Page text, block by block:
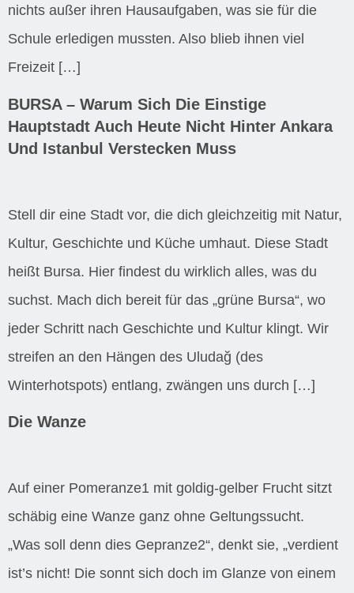
nichts außer ihren Hausaufgaben, was sie für die
Schule erledigen mussten. Also blieb ihnen viel
Freizeit […]
BURSA – Warum Sich Die Einstige
Hauptstadt Auch Heute Nicht Hinter Ankara
Und Istanbul Verstecken Muss
Stell dir eine Stadt vor, die dich gleichzeitig mit Natur,
Kultur, Geschichte und Küche umhaut. Diese Stadt
heißt Bursa. Hier findest du wirklich alles, was du
suchst. Mach dich bereit für das „grüne Bursa“, wo
jeder Schritt nach Geschichte und Kultur klingt. Wir
streifen an den Hängen des Uludağ (des
Winterhotspots) entlang, zwängen uns durch […]
Die Wanze
Auf einer Pomeranze1 mit goldig-gelber Frucht sitzt
schäbig eine Wanze ganz ohne Geltungssucht.
„Was soll denn dies Gepranze2“, denkt sie, „verdient
ist’s nicht! Die sonnt sich doch im Glanze von einem